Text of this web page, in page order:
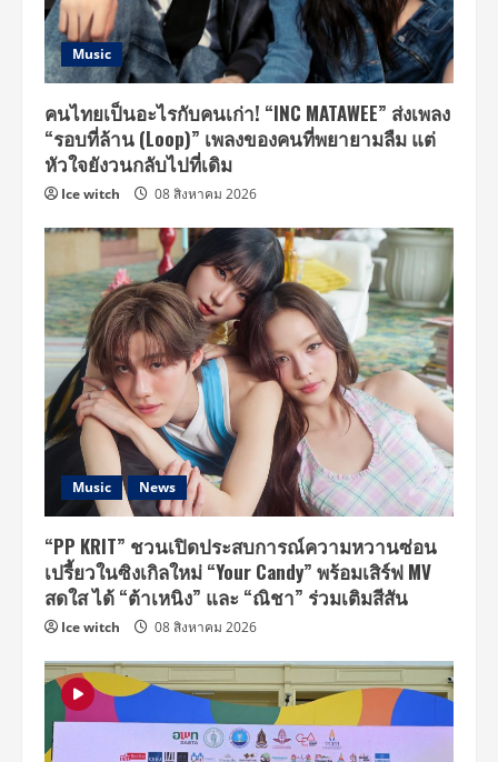
Music
คนไทยเป็นอะไรกับคนเก่า! “INC MATAWEE” ส่งเพลง
“รอบที่ล้าน (Loop)” เพลงของคนที่พยายามลืม แต่
หัวใจยังวนกลับไปที่เดิม
Ice witch 08 สิงหาคม 2026
Music News
“PP KRIT” ชวนเปิดประสบการณ์ความหวานซ่อน
เปรี้ยวในซิงเกิลใหม่ “Your Candy” พร้อมเสิร์ฟ MV
สดใส ได้ “ต้าเหนิง” และ “ณิชา” ร่วมเติมสีสัน
Ice witch 08 สิงหาคม 2026